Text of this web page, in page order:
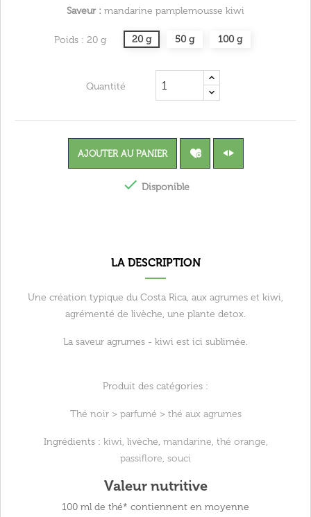
Saveur : mandarine pamplemousse kiwi
Poids : 20 g 20 g 50 g 100 g
Quantité
AJOUTER AU PANIER
 Disponible
LA DESCRIPTION
Une création typique du Costa Rica, aux agrumes et kiwi,
agrémenté de livèche, une plante detox.
La saveur agrumes - kiwi est ici sublimée.
Produit des catégories :
Thé noir> parfumé > thé aux agrumes
Ingrédients : kiwi, livèche, mandarine, thé orange,
passiflore, souci
Valeur nutritive
100 ml de thé* contiennent en moyenne